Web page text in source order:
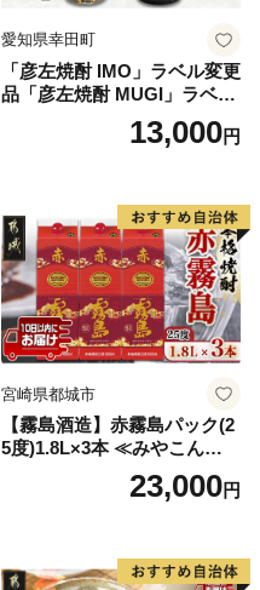
愛知県幸田町
「彦左焼酎 IMO」ラベル変更
品「彦左焼酎 MUGI」ラベル
変更品 飲み比べ セット 合計
2本 720ml×各1本 25度 焼酎
13,000円
宮崎県都城市
【霧島酒造】赤霧島パック(2
5度)1.8L×3本 ≪みやこんじょ
特急便≫_23-07-K03P-1800-3
23,000円